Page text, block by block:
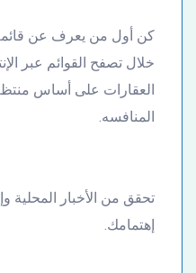
كن أول من يعرف عن
خلال تصفح القوائم عبر
العقارات على أساس
المنافسه.
تحقق من الأخبار
إهتمامك.